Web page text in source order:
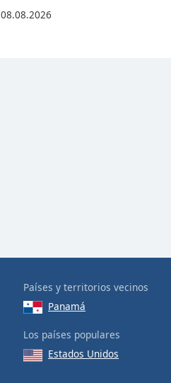
08.08.2026
Países y territorios vecinos
Panamá
Los países populares
Estados Unidos